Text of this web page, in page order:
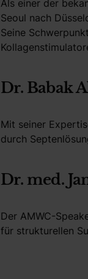
Als einer der
Seoul nach
Seine
Dr. Babak
Mit seiner
durch
Dr. med.
Der AMWC-
für strukturellen